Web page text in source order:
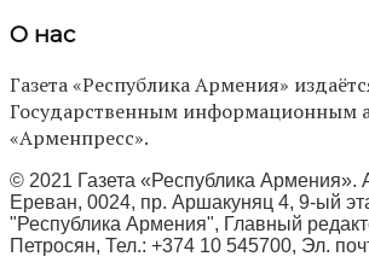
О нас
Газета «Республика Армения»
Государственным информационным
«Арменпресс».
© 2021 Газета «Республика Армения».
Ереван, 0024, пр. Аршакуняц 4, 9-ый
"Республика Армения", Главный
Петросян, Тел.: +374 10 545700, Эл.